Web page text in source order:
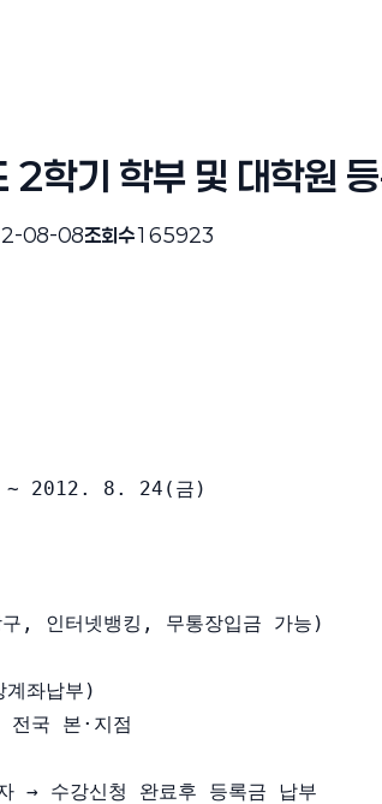
학기 학부 및 대학원 등
08-08조회수165923
2012. 8. 24(금)
, 인터넷뱅킹, 무통장입금 가능)
좌납부)
국 본·지점
→ 수강신청 완료후 등록금 납부